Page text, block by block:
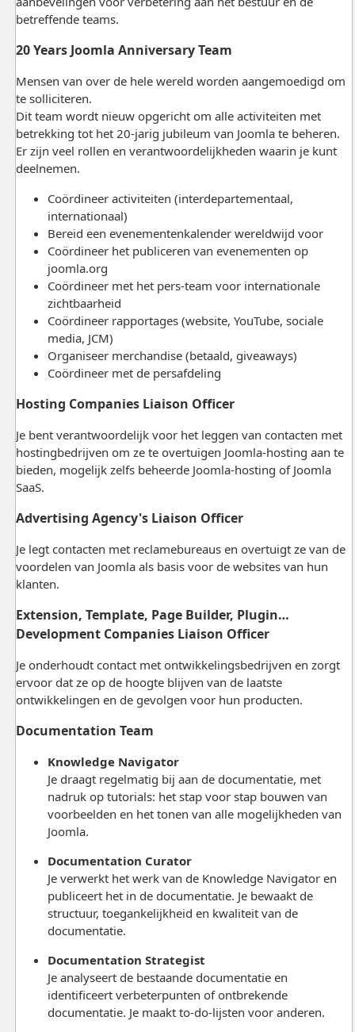
betreffende teams.
20 Years Joomla Anniversary Team
Mensen van over de hele wereld worden aangemoedigd om
te solliciteren.
Dit team wordt nieuw opgericht om alle activiteiten met
betrekking tot het 20-jarig jubileum van Joomla te beheren.
Er zijn veel rollen en verantwoordelijkheden waarin je kunt
deelnemen.
Coördineer activiteiten (interdepartementaal,
internationaal)
Bereid een evenementenkalender wereldwijd voor
Coördineer het publiceren van evenementen op
joomla.org
Coördineer met het pers-team voor internationale
zichtbaarheid
Coördineer rapportages (website, YouTube, sociale
media, JCM)
Organiseer merchandise (betaald, giveaways)
Coördineer met de persafdeling
Hosting Companies Liaison Officer
Je bent verantwoordelijk voor het leggen van contacten met
hostingbedrijven om ze te overtuigen Joomla-hosting aan te
bieden, mogelijk zelfs beheerde Joomla-hosting of Joomla
SaaS.
Advertising Agency's Liaison Officer
Je legt contacten met reclamebureaus en overtuigt ze van de
voordelen van Joomla als basis voor de websites van hun
klanten.
Extension, Template, Page Builder, Plugin…
Development Companies Liaison Officer
Je onderhoudt contact met ontwikkelingsbedrijven en zorgt
ervoor dat ze op de hoogte blijven van de laatste
ontwikkelingen en de gevolgen voor hun producten.
Documentation Team
Knowledge Navigator
Je draagt regelmatig bij aan de documentatie, met
nadruk op tutorials: het stap voor stap bouwen van
voorbeelden en het tonen van alle mogelijkheden van
Joomla.
Documentation Curator
Je verwerkt het werk van de Knowledge Navigator en
publiceert het in de documentatie. Je bewaakt de
structuur, toegankelijkheid en kwaliteit van de
documentatie.
Documentation Strategist
Je analyseert de bestaande documentatie en
identificeert verbeterpunten of ontbrekende
documentatie. Je maakt to-do-lijsten voor anderen.